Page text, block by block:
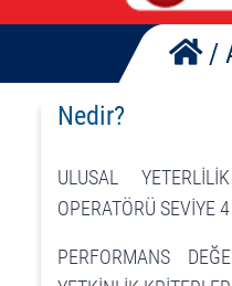
/
Nedir?
ULUSAL
OPERATÖRÜ SEVİYE 4
PERFORMANS